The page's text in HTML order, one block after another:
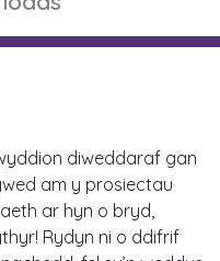
diweddaraf gan
am y prosiectau
ar hyn o bryd,
Rydyn ni o ddifrif